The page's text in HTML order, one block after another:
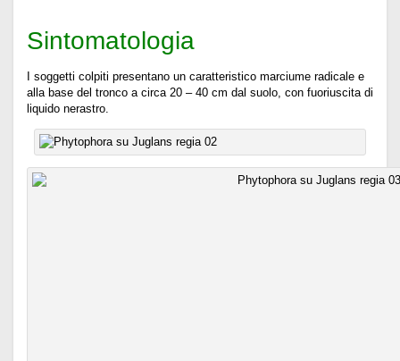
Sintomatologia
I soggetti colpiti presentano un caratteristico marciume radicale e
alla base del tronco a circa 20 – 40 cm dal suolo, con fuoriuscita di
liquido nerastro.